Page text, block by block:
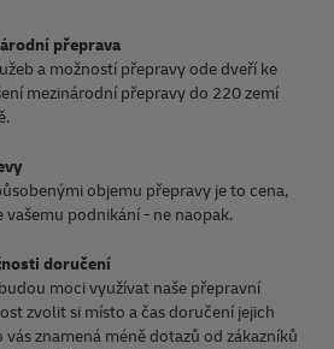
přeprava
a možností přepravy ode dveří ke
mezinárodní přepravy do 220 zemí
objemu přepravy je to cena,
vašemu podnikání - ne naopak.
doručení
moci využívat naše přepravní
zvolit si místo a čas doručení jejich
vás znamená méně dotazů od zákazníků